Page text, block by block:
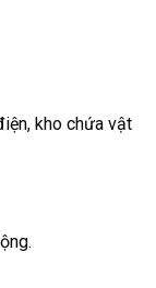
kho chứa vật